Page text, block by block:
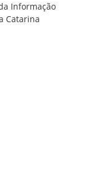
Informação
Catarina